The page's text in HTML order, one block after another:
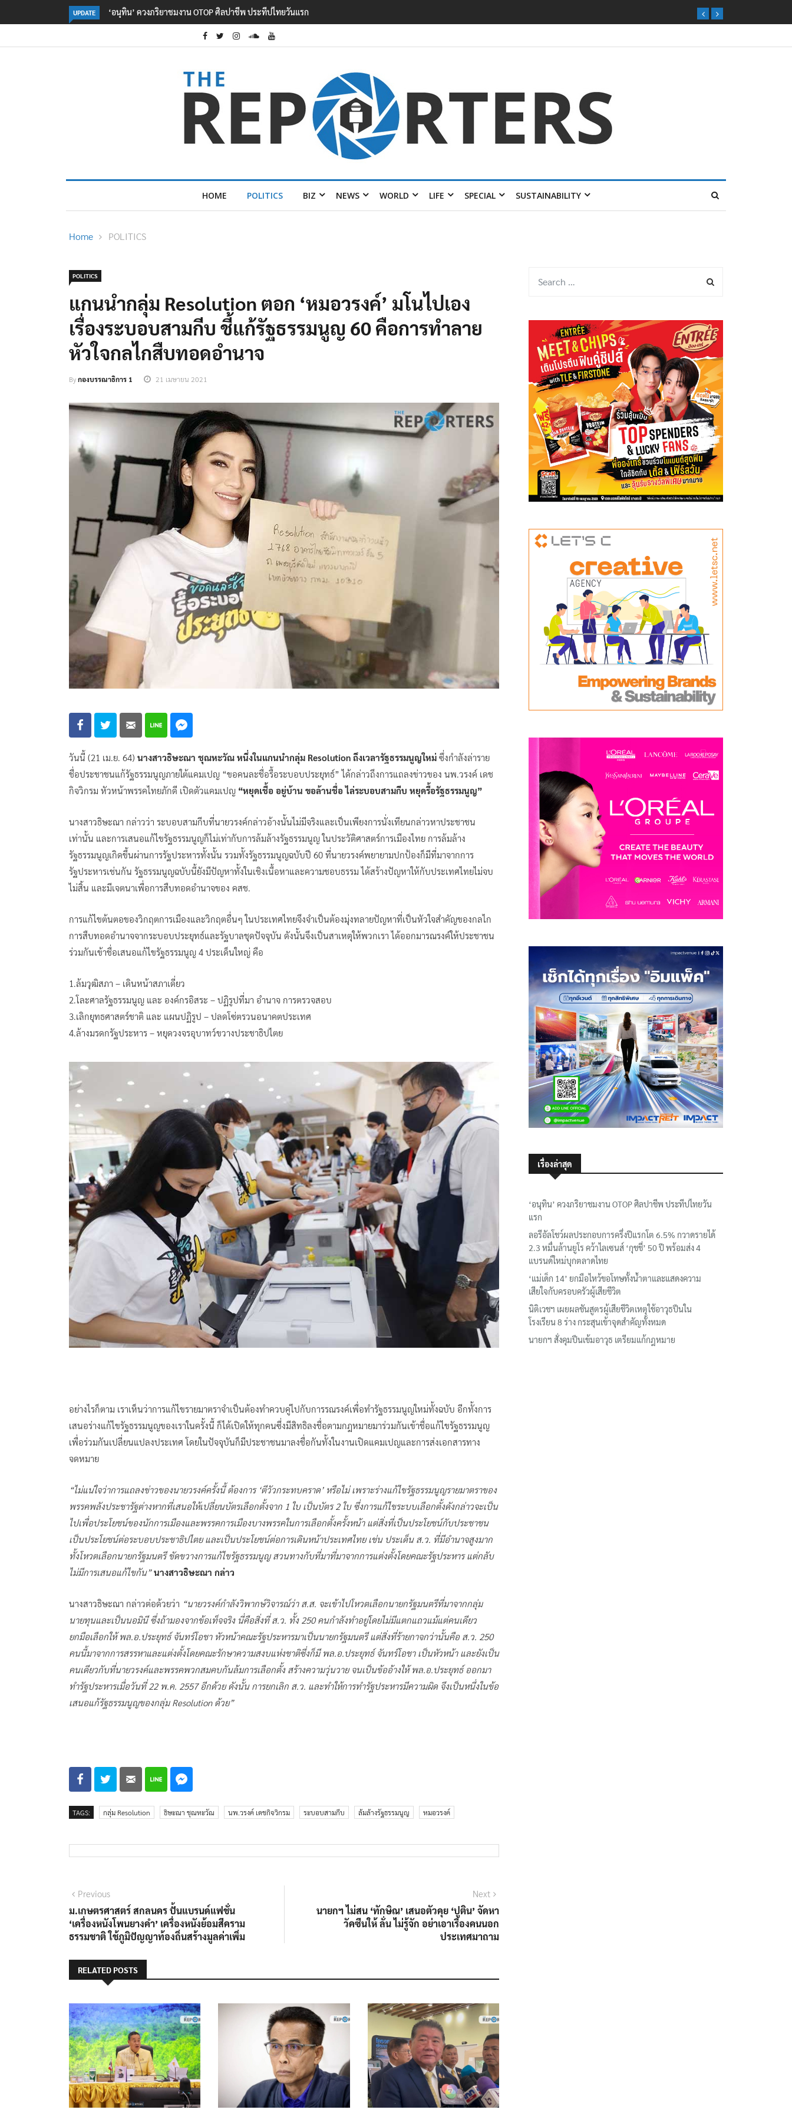
UPDATE ลอรีอัลโชว์ผลประกอบการครึ่งปีแรกโต 6.5% กวาดรายได้ 2.3 หมื่นล้านยูโร คว้าไลเซนส์ ‘กุชชี่’ 50 ปี พร้อมส่ง 4 แบรนด์ใหม่บุกตลาดไทย
HOME POLITICS BIZ NEWS WORLD LIFE SPECIAL SUSTAINABILITY
Home POLITICS
POLITICS
แกนนำกลุ่ม Resolution ตอก ‘หมอวรงค์’ มโนไปเอง
เรื่องระบอบสามกีบ ชี้แก้รัฐธรรมนูญ 60 คือการทำลาย
หัวใจกลไกสืบทอดอำนาจ
Byกองบรรณาธิการ 1 21 เมษายน 2021
วันนี้ (21 เม.ย. 64) นางสาวธิษะณา ชุณหะวัณ หนึ่งในแกนนำกลุ่ม Resolution ถึงเวลารัฐธรรมนูญใหม่ ซึ่งกำลังล่าราย
ชื่อประชาชนแก้รัฐธรรมนูญภายใต้แคมเปญ “ขอคนละชื่อรื้อระบอบประยุทธ์” ได้กล่าวถึงการแถลงข่าวของ นพ.วรงค์ เดช
กิจวิกรม หัวหน้าพรรคไทยภักดี เปิดตัวแคมเปญ “หยุดเชื้อ อยู่บ้าน ขอล้านชื่อ ไล่ระบอบสามกีบ หยุดรื้อรัฐธรรมนูญ”
นางสาวธิษะณา กล่าวว่า ระบอบสามกีบที่นายวรงค์กล่าวอ้างนั้นไม่มีจริงและเป็นเพียงการนั่งเทียนกล่าวหาประชาชน
เท่านั้น และการเสนอแก้ไขรัฐธรรมนูญก็ไม่เท่ากับการล้มล้างรัฐธรรมนูญ ในประวัติศาสตร์การเมืองไทย การล้มล้าง
รัฐธรรมนูญเกิดขึ้นผ่านการรัฐประหารทั้งนั้น รวมทั้งรัฐธรรมนูญฉบับปี 60 ที่นายวรงค์พยายามปกป้องก็มีที่มาจากการ
รัฐประหารเช่นกัน รัฐธรรมนูญฉบับนี้ยังมีปัญหาทั้งในเชิงเนื้อหาและความชอบธรรม ได้สร้างปัญหาให้กับประเทศไทยไม่จบ
ไม่สิ้น และมีเจตนาเพื่อการสืบทอดอำนาจของ คสช.
การแก้ไขต้นตอของวิกฤตการเมืองและวิกฤตอื่นๆ ในประเทศไทยจึงจำเป็นต้องมุ่งทลายปัญหาที่เป็นหัวใจสำคัญของกลไก
การสืบทอดอำนาจจากระบอบประยุทธ์และรัฐบาลชุดปัจจุบัน ดังนั้นจึงเป็นสาเหตุให้พวกเรา ได้ออกมารณรงค์ให้ประชาชน
ร่วมกันเข้าชื่อเสนอแก้ไขรัฐธรรมนูญ 4 ประเด็นใหญ่ คือ
1.ล้มวุฒิสภา – เดินหน้าสภาเดี่ยว
2.โละศาลรัฐธรรมนูญ และ องค์กรอิสระ – ปฏิรูปที่มา อำนาจ การตรวจสอบ
3.เลิกยุทธศาสตร์ชาติ และ แผนปฏิรูป – ปลดโซ่ตรวนอนาคตประเทศ
4.ล้างมรดกรัฐประหาร – หยุดวงจรอุบาทว์ขวางประชาธิปไตย
อย่างไรก็ตาม เราเห็นว่าการแก้ไขรายมาตราจำเป็นต้องทำควบคู่ไปกับการรณรงค์เพื่อทำรัฐธรรมนูญใหม่ทั้งฉบับ อีกทั้งการ
เสนอร่างแก้ไขรัฐธรรมนูญของเราในครั้งนี้ ก็ได้เปิดให้ทุกคนซึ่งมีสิทธิลงชื่อตามกฎหมายมาร่วมกันเข้าชื่อแก้ไขรัฐธรรมนูญ
เพื่อร่วมกันเปลี่ยนแปลงประเทศ โดยในปัจจุบันก็มีประชาชนมาลงชื่อกันทั้งในงานเปิดแคมเปญและการส่งเอกสารทาง
จดหมาย
“ไม่แน่ใจว่าการแถลงข่าวของนายวรงค์ครั้งนี้ ต้องการ ‘ตีวัวกระทบคราด’ หรือไม่ เพราะร่างแก้ไขรัฐธรรมนูญรายมาตราของ
พรรคพลังประชารัฐต่างหากที่เสนอให้เปลี่ยนบัตรเลือกตั้งจาก 1 ใบ เป็นบัตร 2 ใบ ซึ่งการแก้ไขระบบเลือกตั้งดังกล่าวจะเป็น
ไปเพื่อประโยชน์ของนักการเมืองและพรรคการเมืองบางพรรคในการเลือกตั้งครั้งหน้า แต่สิ่งที่เป็นประโยชน์กับประชาชน
เป็นประโยชน์ต่อระบอบประชาธิปไตย และเป็นประโยชน์ต่อการเดินหน้าประเทศไทย เช่น ประเด็น ส.ว. ที่มีอำนาจสูงมาก
ทั้งโหวตเลือกนายกรัฐมนตรี ขัดขวางการแก้ไขรัฐธรรมนูญ สวนทางกับที่มาที่มาจากการแต่งตั้งโดยคณะรัฐประหาร แต่กลับ
ไม่มีการเสนอแก้ไขกัน” นางสาวธิษะณา กล่าว
นางสาวธิษะณา กล่าวต่อด้วยว่า “นายวรงค์กำลังวิพากษ์วิจารณ์ว่า ส.ส. จะเข้าไปโหวตเลือกนายกรัฐมนตรีที่มาจากกลุ่ม
นายทุนและเป็นนอมินี ซึ่งถ้ามองจากข้อเท็จจริง นี่คือสิ่งที่ ส.ว. ทั้ง 250 คนกำลังทำอยู่โดยไม่มีแตกแถวแม้แต่คนเดียว
ยกมือเลือกให้ พล.อ.ประยุทธ์ จันทร์โอชา หัวหน้าคณะรัฐประหารมาเป็นนายกรัฐมนตรี แต่สิ่งที่ร้ายกาจกว่านั้นคือ ส.ว. 250
คนนี้มาจากการสรรหาและแต่งตั้งโดยคณะรักษาความสงบแห่งชาติซึ่งก็มี พล.อ.ประยุทธ์ จันทร์โอชา เป็นหัวหน้า และยังเป็น
คนเดียวกับที่นายวรงค์และพรรคพวกสมคบกันล้มการเลือกตั้ง สร้างความวุ่นวาย จนเป็นข้ออ้างให้ พล.อ.ประยุทธ์ ออกมา
ทำรัฐประหารเมื่อวันที่ 22 พ.ค. 2557 อีกด้วย ดังนั้น การยกเลิก ส.ว. และทำให้การทำรัฐประหารมีความผิด จึงเป็นหนึ่งในข้อ
เสนอแก้รัฐธรรมนูญของกลุ่ม Resolution ด้วย”
TAGS: กลุ่ม Resolution ธิษะณา ชุณหะวัณ นพ.วรงค์ เดชกิจวิกรม ระบอบสามกีบ ล้มล้างรัฐธรรมนูญ หมอวรงค์
แนะแนว
เรื่อง
PreviousPrevious
post:
ม.เกษตรศาสตร์ สกลนคร ปั้นแบรนด์แฟชั่น
‘เครื่องหนังโพนยางคำ’ เครื่องหนังย้อมสีคราม
ธรรมชาติ ใช้ภูมิปัญญาท้องถิ่นสร้างมูลค่าเพิ่ม
Next
post:
นายกฯ ไม่สน ‘ทักษิณ’ เสนอตัวคุย ‘ปูติน’ จัดหา
วัคซีนให้ ลั่น ไม่รู้จัก อย่าเอาเรื่องคนนอก
ประเทศมาถาม
RELATED POSTS
เรื่องล่าสุด
‘อนุทิน’ ควงภริยาชมงาน OTOP ศิลปาชีพ ประทีปไทยวัน
แรก
ลอรีอัลโชว์ผลประกอบการครึ่งปีแรกโต 6.5% กวาดรายได้
2.3 หมื่นล้านยูโร คว้าไลเซนส์ ‘กุชชี่’ 50 ปี พร้อมส่ง 4
แบรนด์ใหม่บุกตลาดไทย
‘แม่เด็ก 14’ ยกมือไหว้ขอโทษทั้งน้ำตาและแสดงความ
เสียใจกับครอบครัวผู้เสียชีวิต
นิติเวชฯ เผยผลชันสูตรผู้เสียชีวิตเหตุใช้อาวุธปืนใน
โรงเรียน 8 ร่าง กระสุนเข้าจุดสำคัญทั้งหมด
นายกฯ สั่งคุมปืนเข้มอาวุธ เตรียมแก้กฎหมาย